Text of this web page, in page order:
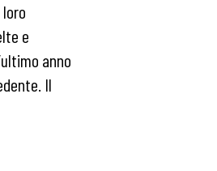
e
anno
Il